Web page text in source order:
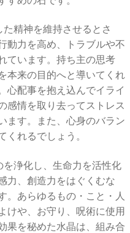
精神を維持させるとさ
動力を高め、トラブルや不
ています。持ち主の思考
本来の目的へと導いてくれ
心配事を抱え込んでイライ
感情を取り去ってストレス
ます。また、心身のバラン
れるでしょう。
浄化し、生命力を活性化
力、創造力をはぐくむな
。あらゆるもの・こと・人
けや、お守り、呪術に使用
果を秘めた水晶は、組み合